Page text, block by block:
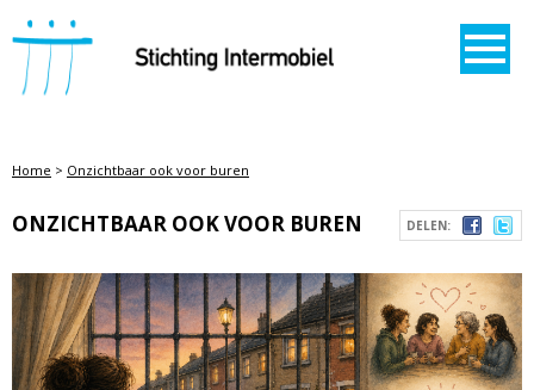
STICHTING INTERMOBIEL
Home > Onzichtbaar ook voor buren
DELEN:
ONZICHTBAAR OOK VOOR BUREN